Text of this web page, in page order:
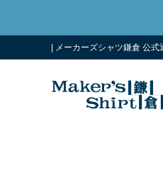
| メーカーズシャツ鎌倉 公